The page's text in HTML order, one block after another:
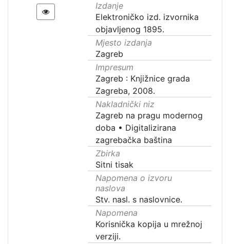
Izdanje
Elektroničko izd. izvornika
objavljenog 1895.
Mjesto izdanja
Zagreb
Impresum
Zagreb : Knjižnice grada
Zagreba, 2008.
Nakladnički niz
Zagreb na pragu modernog
doba • Digitalizirana
zagrebačka baština
Zbirka
Sitni tisak
Napomena o izvoru
naslova
Stv. nasl. s naslovnice.
Napomena
Korisnička kopija u mrežnoj
verziji.